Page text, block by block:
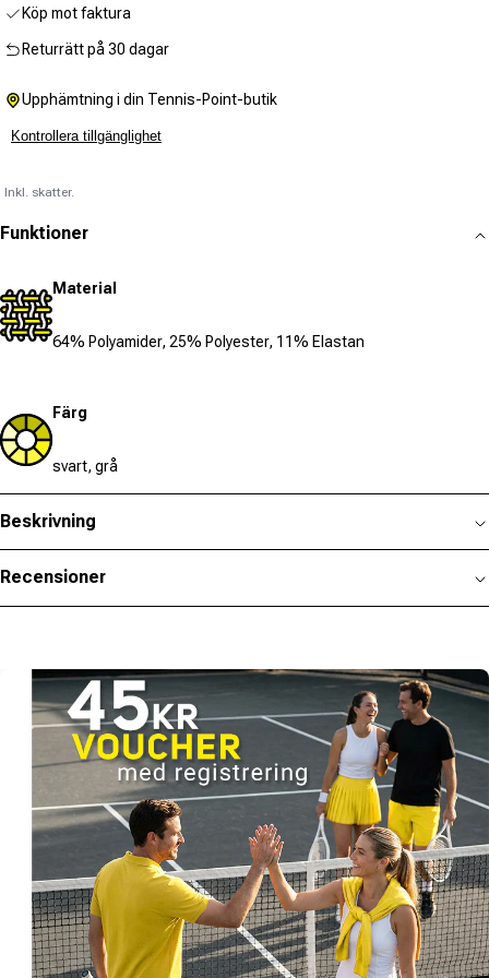
Köp mot faktura
Returrätt på 30 dagar
Upphämtning i din Tennis-Point-butik
Kontrollera tillgänglighet
Inkl. skatter.
Funktioner
Material
64% Polyamider, 25% Polyester, 11% Elastan
Färg
svart, grå
Beskrivning
Recensioner